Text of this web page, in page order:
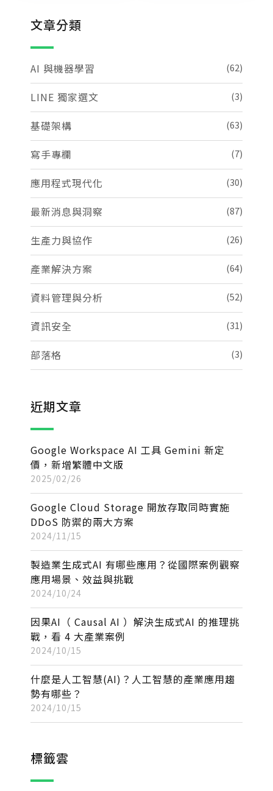
文章分類
AI 與機器學習 (62)
LINE 獨家選文 (3)
基礎架構 (63)
寫手專欄 (7)
應用程式現代化 (30)
最新消息與洞察 (87)
生產力與協作 (26)
產業解決方案 (64)
資料管理與分析 (52)
資訊安全 (31)
部落格 (3)
近期文章
Google Workspace AI 工具 Gemini 新定
價，新增繁體中文版
2025/02/26
Google Cloud Storage 開放存取同時實施
DDoS 防禦的兩大方案
2024/11/15
製造業生成式AI 有哪些應用？從國際案例觀察
應用場景、效益與挑戰
2024/10/24
因果AI（ Causal AI ）解決生成式AI 的推理挑
戰，看 4 大產業案例
2024/10/15
什麼是人工智慧(AI)？人工智慧的產業應用趨
勢有哪些？
2024/10/15
標籤雲